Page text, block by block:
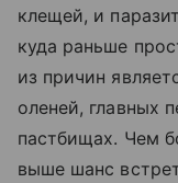
клещей, и
куда раньше
из причин
оленей, главных
пастбищах. Чем
выше шанс